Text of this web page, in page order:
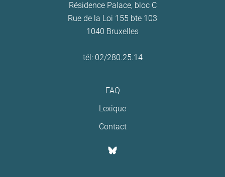
Résidence Palace, bloc C
Rue de la Loi 155 bte 103
1040 Bruxelles
tél: 02/280.25.14
FAQ
Lexique
Contact